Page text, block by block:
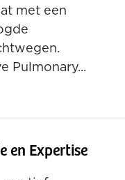
met een
Pulmonary...
en Expertise